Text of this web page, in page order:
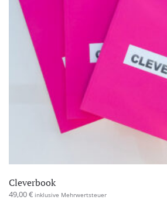
Cleverbook
49,00€ inklusive Mehrwertsteuer